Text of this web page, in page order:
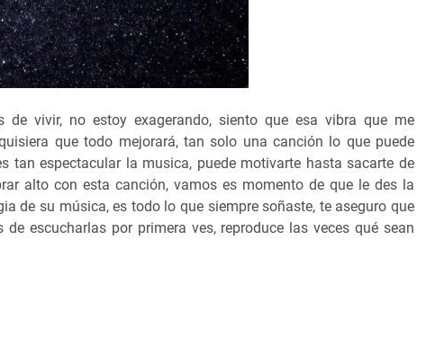
de vivir, no estoy exagerando, siento que esa vibra que me
que todo mejorará, tan solo una canción lo que puede
tan espectacular la musica, puede motivarte hasta sacarte de
alto con esta canción, vamos es momento de que le des la
de su música, es todo lo que siempre soñaste, te aseguro que
escucharlas por primera ves, reproduce las veces qué sean